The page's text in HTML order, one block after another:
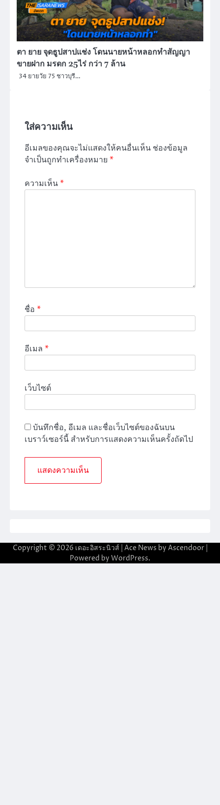
ตา ยาย จุดธูปสาปแช่ง โดนนายหน้าหลอกทำสัญญา
ขายฝาก มรดก 25ไร่ กว่า 7 ล้าน
34 ยายวัย 75 ชาวบุรี…
ใส่ความเห็น
อีเมลของคุณจะไม่แสดงให้คนอื่นเห็น ช่องข้อมูล
จำเป็นถูกทำเครื่องหมาย *
ความเห็น*
ชื่อ *
อีเมล *
เว็บไซต์
บันทึกชื่อ, อีเมล และชื่อเว็บไซต์ของฉันบน
เบราว์เซอร์นี้ สำหรับการแสดงความเห็นครั้งถัดไป
Copyright © 2026 เดอะอิสระนิวส์ | Ace News by Ascendoor|
Powered by WordPress.